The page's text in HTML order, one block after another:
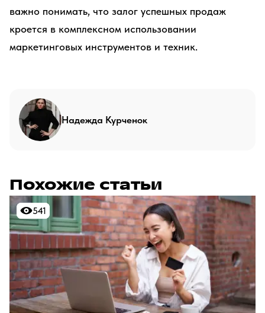
важно понимать, что залог успешных продаж
кроется в комплексном использовании
маркетинговых инструментов и техник.
Надежда Курченок
Похожие статьи
541
541